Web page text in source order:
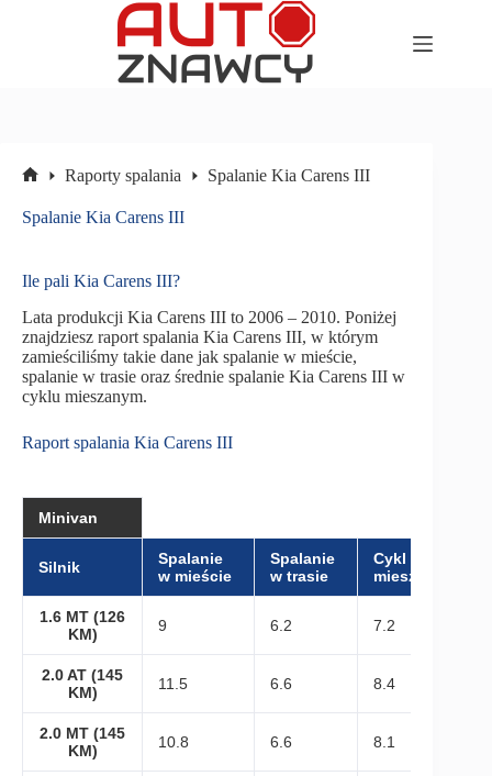
główna
Raporty spalania Spalanie Kia Carens III
Spalanie Kia Carens III
Ile pali Kia Carens III?
Lata produkcji Kia Carens III to 2006 – 2010. Poniżej
znajdziesz raport spalania Kia Carens III, w którym
zamieściliśmy takie dane jak spalanie w mieście,
spalanie w trasie oraz średnie spalanie Kia Carens III w
cyklu mieszanym.
Raport spalania Kia Carens III
Minivan
Silnik
Spalanie
w mieście
Spalanie
w trasie
Cykl
mieszany
1.6 MT (126
KM)
9 6.2 7.2
2.0 AT (145
KM)
11.5 6.6 8.4
2.0 MT (145
KM)
10.8 6.6 8.1